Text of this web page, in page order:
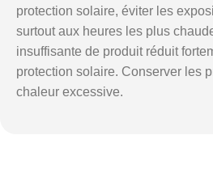
protection solaire, éviter les
surtout aux heures les plus
insuffisante de produit réduit
protection solaire. Conserver les
chaleur excessive.